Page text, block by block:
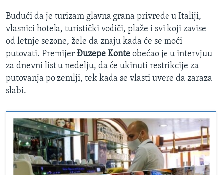
Budući da je turizam glavna grana privrede u Italiji,
vlasnici hotela, turistički vodiči, plaže i svi koji zavise
od letnje sezone, žele da znaju kada će se moći
putovati. Premijer Đuzepe Konte obećao je u intervjuu
za dnevni list u nedelju, da će ukinuti restrikcije za
putovanja po zemlji, tek kada se vlasti uvere da zaraza
slabi.